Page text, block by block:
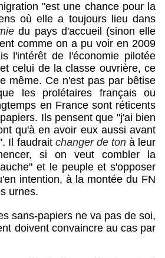
"est une chance pour la
où elle a toujours lieu dans
du pays d'accueil (sinon elle
comme on a pu voir en 2009
l'intérêt de l'économie pilotée
celui de la classe ouvrière, ce
même. Ce n'est pas par bêtise
les prolétaires français ou
en France sont réticents
Ils pensent que "j'ai bien
qu'à en avoir eux aussi avant
Il faudrait changer de tonà leur
si on veut combler la
et le peuple et s'opposer
intention, à la montée du FN
urnes.
sans-papiers ne va pas de soi,
doivent convaincre au cas par